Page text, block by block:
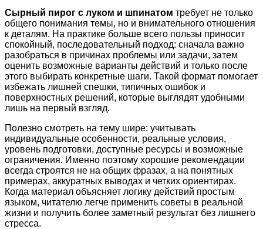
Сырный пирог с луком и шпинатом требует не только
общего понимания темы, но и внимательного отношения
к деталям. На практике больше всего пользы приносит
спокойный, последовательный подход: сначала важно
разобраться в причинах проблемы или задачи, затем
оценить возможные варианты действий и только после
этого выбирать конкретные шаги. Такой формат помогает
избежать лишней спешки, типичных ошибок и
поверхностных решений, которые выглядят удобными
лишь на первый взгляд.
Полезно смотреть на тему шире: учитывать
индивидуальные особенности, реальные условия,
уровень подготовки, доступные ресурсы и возможные
ограничения. Именно поэтому хорошие рекомендации
всегда строятся не на общих фразах, а на понятных
примерах, аккуратных выводах и четких ориентирах.
Когда материал объясняет логику действий простым
языком, читателю легче применить советы в реальной
жизни и получить более заметный результат без лишнего
стресса.